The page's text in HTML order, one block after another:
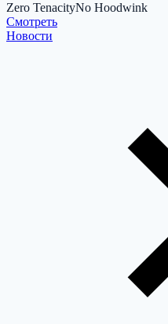
Zero TenacityNo Hoodwink
Cмотреть
Новости